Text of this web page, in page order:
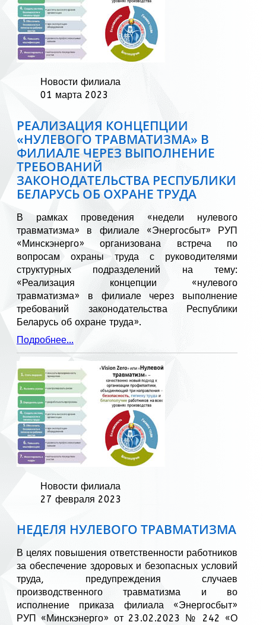
Новости филиала
01 марта 2023
РЕАЛИЗАЦИЯ КОНЦЕПЦИИ
«НУЛЕВОГО ТРАВМАТИЗМА» В
ФИЛИАЛЕ ЧЕРЕЗ ВЫПОЛНЕНИЕ
ТРЕБОВАНИЙ
ЗАКОНОДАТЕЛЬСТВА РЕСПУБЛИКИ
БЕЛАРУСЬ ОБ ОХРАНЕ ТРУДА
В рамках проведения «недели нулевого
травматизма» в филиале «Энергосбыт» РУП
«Минскэнерго» организована встреча по
вопросам охраны труда с руководителями
структурных подразделений на тему:
«Реализация концепции «нулевого
травматизма» в филиале через выполнение
требований законодательства Республики
Беларусь об охране труда».
Подробнее...
Новости филиала
27 февраля 2023
НЕДЕЛЯ НУЛЕВОГО ТРАВМАТИЗМА
В целях повышения ответственности работников
за обеспечение здоровых и безопасных условий
труда, предупреждения случаев
производственного травматизма и во
исполнение приказа филиала «Энергосбыт»
РУП «Минскэнерго» от 23.02.2023 № 242 «О